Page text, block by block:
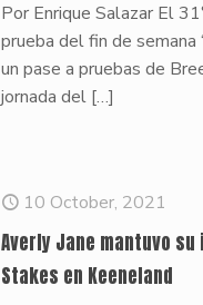
Por Enrique Salazar El
prueba del fin de
un pase a pruebas de
jornada del […]
10 October, 2021
Averly Jane mantuvo
Stakes en Keeneland